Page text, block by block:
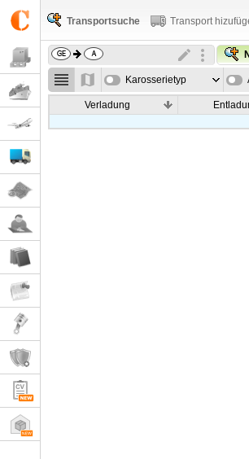
Transportsuche Transport
Karosserietyp
Verladung